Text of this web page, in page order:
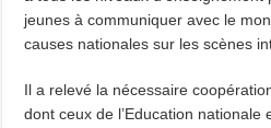
jeunes à communiquer avec le
causes nationales sur les scènes
Il a relevé la nécessaire
dont ceux de l’Education nationale